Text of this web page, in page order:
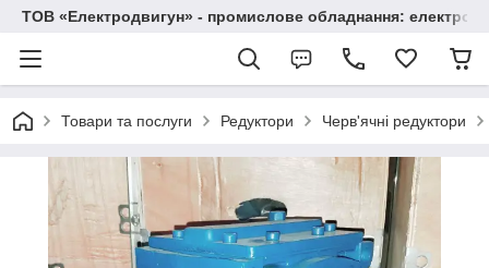
ТОВ «Електродвигун» - промислове обладнання:
Товари та послуги Редуктори Черв'ячні редуктори